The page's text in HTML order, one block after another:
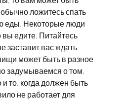
ложитесь спать
еды. Некоторые люди
вы едите. Питайтесь
заставит вас ждать
может быть в разное
задумываемся о том,
то, когда должен быть
не работает для